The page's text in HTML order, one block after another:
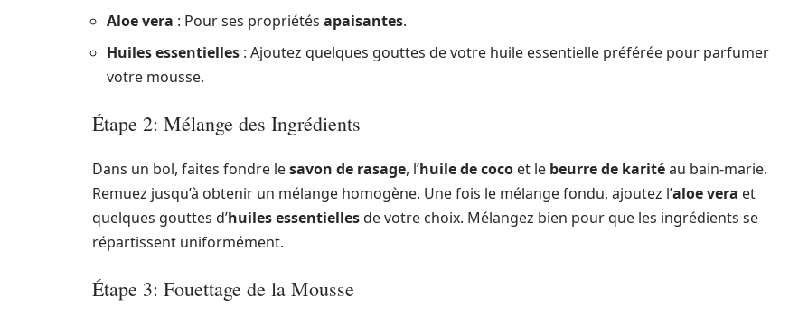
Aloe vera : Pour ses propriétés apaisantes.
Huiles essentielles : Ajoutez quelques gouttes de votre huile essentielle préférée pour parfumer
votre mousse.
Étape 2: Mélange des Ingrédients
Dans un bol, faites fondre lesavon de rasage, l’huile de coco et le beurre de karitéau bain-marie.
Remuez jusqu’à obtenir un mélange homogène. Une fois le mélange fondu, ajoutez l’aloe vera et
quelques gouttes d’huiles essentiellesde votre choix. Mélangez bien pour que les ingrédients se
répartissent uniformément.
Étape 3: Fouettage de la Mousse